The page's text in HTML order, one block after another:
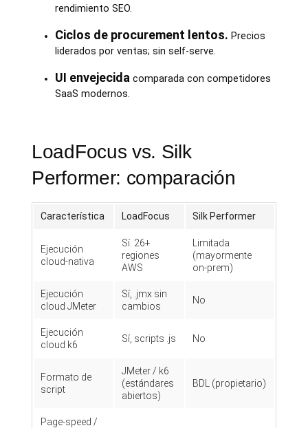
rendimiento SEO.
Ciclos de procurement lentos. Precios
liderados por ventas; sin self-serve.
UI envejecidacomparada con competidores
SaaS modernos.
LoadFocus vs. Silk
Performer: comparación
Característica LoadFocus Silk Performer
Ejecución
cloud-nativa
Sí. 26+
regiones
AWS
Limitada
(mayormente
on-prem)
Ejecución
cloud JMeter
Sí, .jmx sin
cambios
No
Ejecución
cloud k6
Sí, scripts .js No
Formato de
script
JMeter / k6
(estándares
abiertos)
BDL (propietario)
Page-speed /